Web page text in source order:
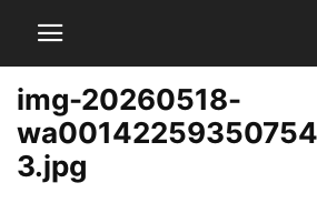
img-20260518-
3.jpg